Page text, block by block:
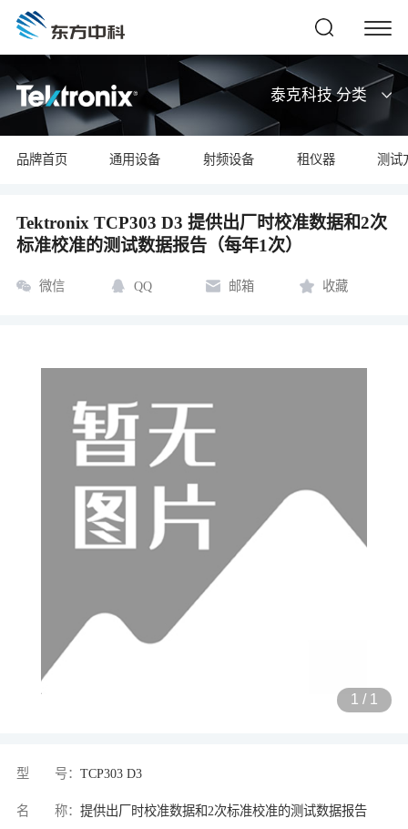
泰克科技 分类
品牌首页 通用设备 射频设备 租仪器 测试
Tektronix TCP303 D3 提供出厂时校准数据和2次
标准校准的测试数据报告（每年1次）
微信 QQ 邮箱 收藏
1 / 1
型 号： TCP303 D3
名 称： 提供出厂时校准数据和2次标准校准的测试数据报告